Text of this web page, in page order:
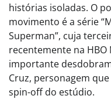
histórias isoladas. O
movimento é a série
Superman”, cuja
recentemente na
importante
Cruz, personagem
spin-off do estúdio.